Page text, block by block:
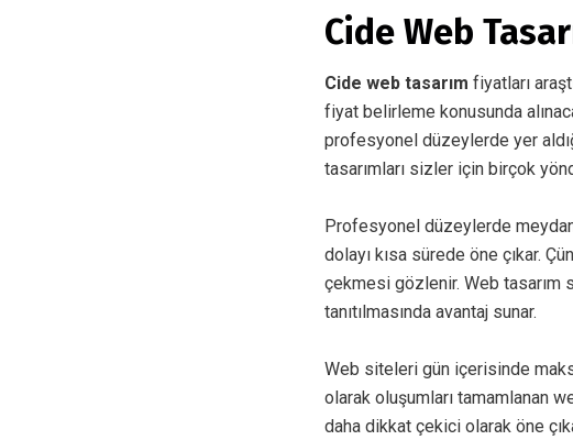
Cide Web
Cide web tasarım fiyatları
fiyat belirleme konusunda
profesyonel düzeylerde yer
tasarımları sizler için birçok
Profesyonel düzeylerde
dolayı kısa sürede öne çıkar.
çekmesi gözlenir. Web
tanıtılmasında avantaj sunar.
Web siteleri gün içerisinde
olarak oluşumları tamamlanan
daha dikkat çekici olarak öne